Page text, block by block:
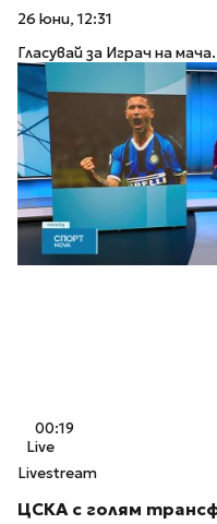
26 юни, 12:31
Гласувай за Играч на
00:19
Live
Livestream
ЦСКА с голям